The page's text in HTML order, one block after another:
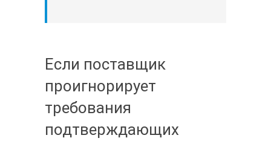
Если поставщик
проигнорирует
требования
подтверждающих